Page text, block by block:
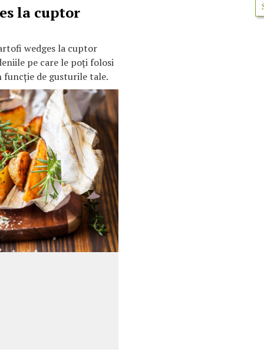
la cuptor
wedges la cuptor
pe care le poţi folosi
de gusturile tale.